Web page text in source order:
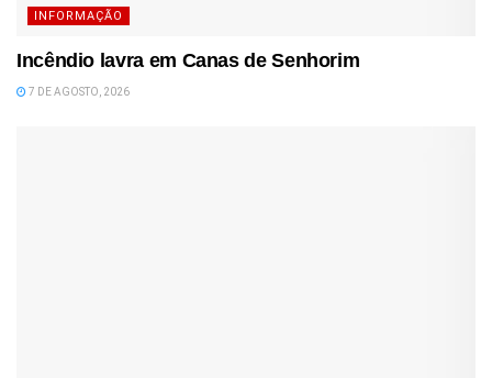
INFORMAÇÃO
Incêndio lavra em Canas de Senhorim
7 DE AGOSTO, 2026